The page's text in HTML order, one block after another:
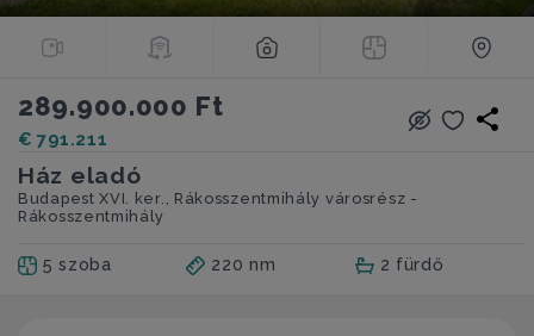
289.900.000 Ft
€ 791.211
Ház eladó
Budapest XVI. ker., Rákosszentmihály városrész -
Rákosszentmihály
5 szoba 220 nm 2 fürdő